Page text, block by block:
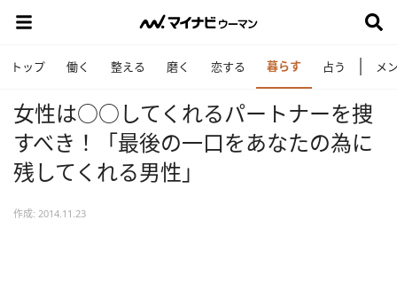
トップ 働く 整える 磨く 恋する 暮らす 占う メ
女性は○○してくれるパートナーを捜
すべき！「最後の一口をあなたの為に
残してくれる男性」
作成: 2014.11.23